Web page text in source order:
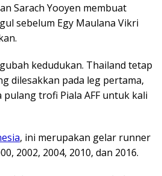
Sarach Yooyen membuat
sebelum Egy Maulana Vikri
kedudukan. Thailand tetap
dilesakkan pada leg pertama,
trofi Piala AFF untuk kali
, ini merupakan gelar runner
2002, 2004, 2010, dan 2016.